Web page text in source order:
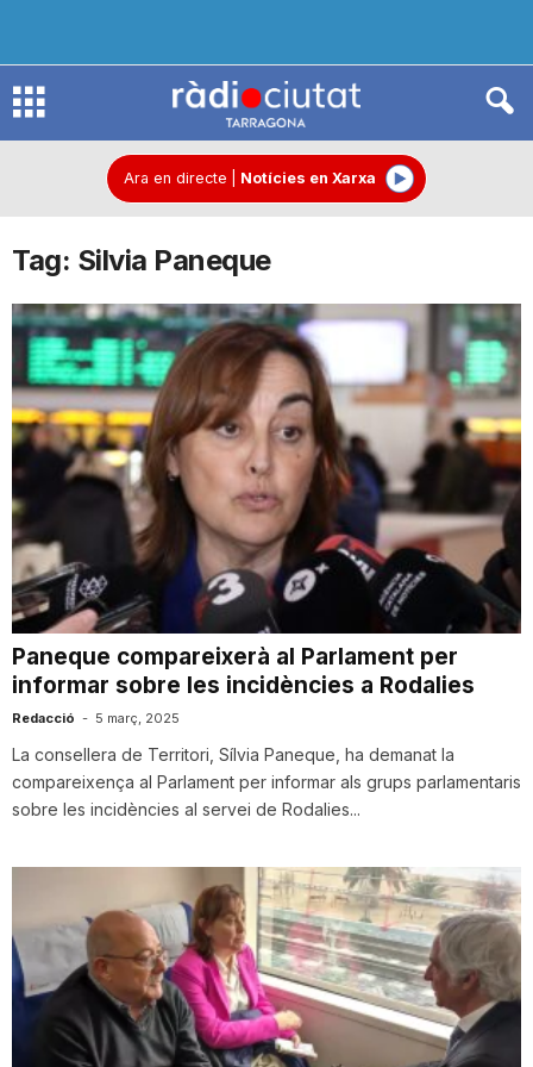
R
d
i
o
u
t
a
t
d
Ara en directe Notícies en Xarxa
Tag: Silvia Paneque
Paneque compareixerà al Parlament per
informar sobre les incidències a Rodalies
Redacció - 5 març, 2025
La consellera de Territori, Sílvia Paneque, ha demanat la
compareixença al Parlament per informar als grups parlamentaris
sobre les incidències al servei de Rodalies...